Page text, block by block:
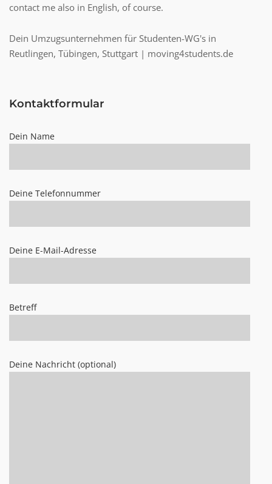
contact me also in English, of course.
Dein Umzugsunternehmen für Studenten-WG's in
Reutlingen, Tübingen, Stuttgart | moving4students.de
Kontaktformular
Dein Name
Deine Telefonnummer
Deine E-Mail-Adresse
Betreff
Deine Nachricht (optional)